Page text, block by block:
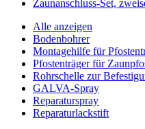
Zaunanschluss-Set,
Alle anzeigen
Bodenbohrer
Montagehilfe für
Pfostenträger für
Rohrschelle zur
GALVA-Spray
Reparaturspray
Reparaturlackstift